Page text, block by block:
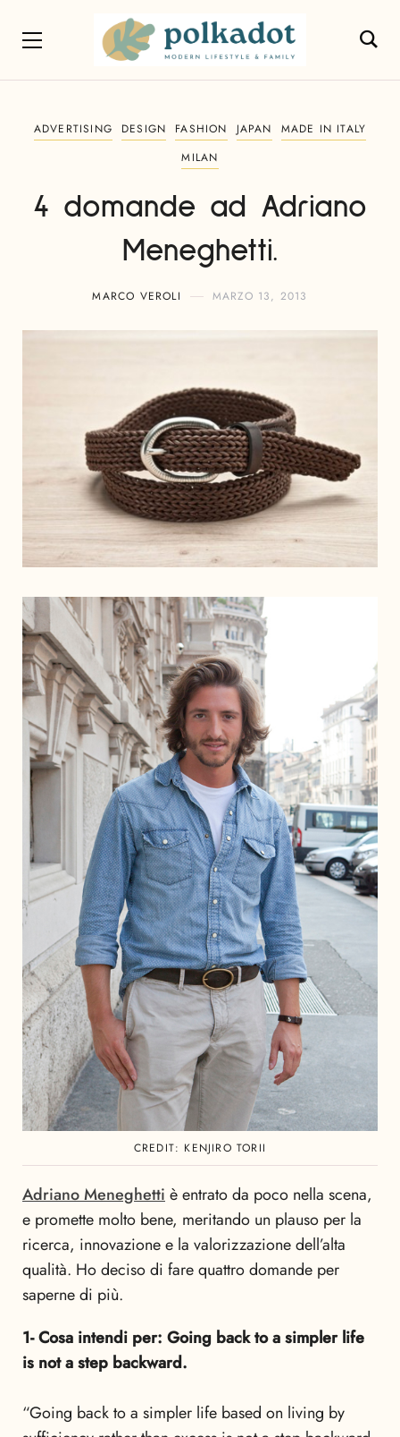
ADVERTISING DESIGN FASHION JAPAN
MADE IN ITALY
MILAN
4 domande ad Adriano
Meneghetti.
MARCO VEROLI MARZO 13, 2013
CREDIT: KENJIRO TORII
Adriano Meneghetti è entrato da poco nella scena,
e promette molto bene, meritando un plauso per la
ricerca, innovazione e la valorizzazione dell’alta
qualità. Ho deciso di fare quattro domande per
saperne di più.
1- Cosa intendi per: Going back to a simpler life
is not a step backward.
“Going back to a simpler life based on living by